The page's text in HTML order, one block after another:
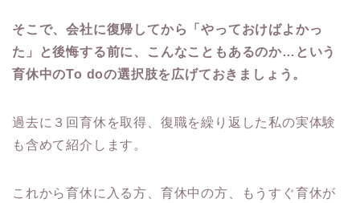
そこで、会社に復帰してから「やっておけばよかっ
た」と後悔する前に、こんなこともあるのか…という
育休中のTo doの選択肢を広げておきましょう。
過去に３回育休を取得、復職を繰り返した私の実体験
も含めて紹介します。
これから育休に入る方、育休中の方、もうすぐ育休が